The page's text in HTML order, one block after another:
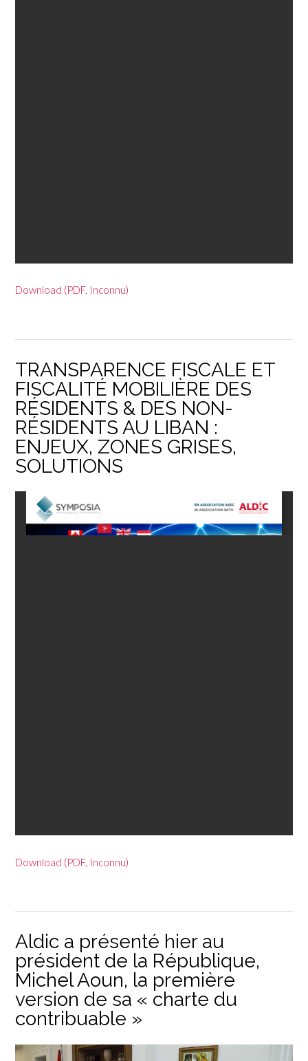
Download (PDF, Inconnu)
TRANSPARENCE FISCALE ET
FISCALITÉ MOBILIÈRE DES
RÉSIDENTS & DES NON-
RÉSIDENTS AU LIBAN :
ENJEUX, ZONES GRISES,
SOLUTIONS
Download (PDF, Inconnu)
Aldic a présenté hier au
président de la République,
Michel Aoun, la première
version de sa « charte du
contribuable »